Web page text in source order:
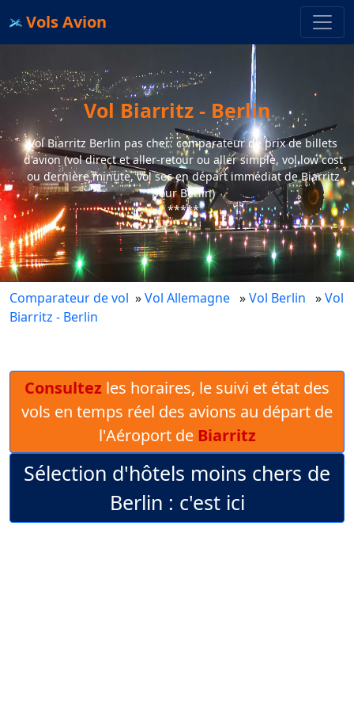
Vols Avion
Vol Biarritz - Berlin
Vol Biarritz Berlin pas cher: comparateur de prix de billets
d'avion (vol direct et aller-retour ou aller simple, vol low cost
ou dernière minute, vol sec en départ immédiat de Biarritz
pour Berlin)
*****
Comparateur de vol »Vol Allemagne »Vol Berlin »Vol
Biarritz - Berlin
Consultez les horaires, le suivi et état des
vols en temps réel des avions au départ de
l'Aéroport de Biarritz
Sélection d'hôtels moins chers de
Berlin : c'est ici